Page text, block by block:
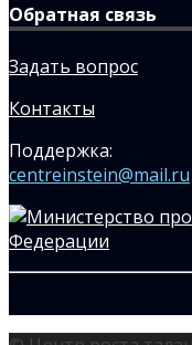
Обратная связь
Задать вопрос
Контакты
Поддержка:
centreinstein@mail.ru